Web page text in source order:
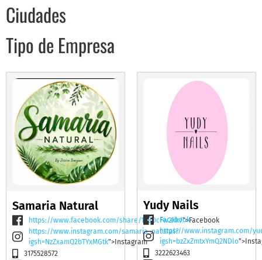
Ciudades
Tipo de Empresa
Samaria Natural
https://www.facebook.com/share/19BDcFw2kk/">Facebook
https://www.instagram.com/samaria_natural?
igsh=NzZxamQ2bTYxMGtk">Instagram
3175528572
Yudy Nails
Facebook
https://www.instagram.com/
igsh=bzZxZmtxYmQ2NDlo
3222623463